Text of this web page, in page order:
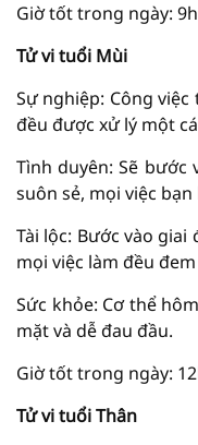
Giờ tốt trong ngày:
Tử vi tuổi Mùi
Sự nghiệp: Công
đều được xử lý một
Tình duyên: Sẽ
suôn sẻ, mọi việc
Tài lộc: Bước vào
mọi việc làm đều
Sức khỏe: Cơ thể
mặt và dễ đau đầu.
Giờ tốt trong ngày:
Tử vi tuổi Thân